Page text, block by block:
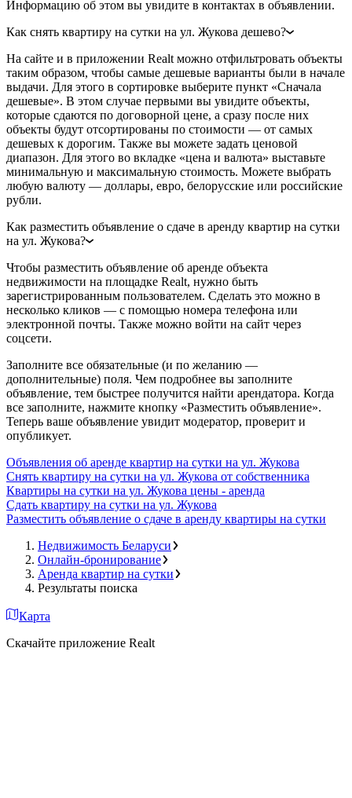
Информацию об этом вы увидите в контактах в объявлении.
Как снять квартиру на сутки на ул. Жукова дешево?
На сайте и в приложении Realt можно отфильтровать объекты
таким образом, чтобы самые дешевые варианты были в начале
выдачи. Для этого в сортировке выберите пункт «Сначала
дешевые». В этом случае первыми вы увидите объекты,
которые сдаются по договорной цене, а сразу после них
объекты будут отсортированы по стоимости — от самых
дешевых к дорогим. Также вы можете задать ценовой
диапазон. Для этого во вкладке «цена и валюта» выставьте
минимальную и максимальную стоимость. Можете выбрать
любую валюту — доллары, евро, белорусские или российские
рубли.
Как разместить объявление о сдаче в аренду квартир на сутки
на ул. Жукова?
Чтобы разместить объявление об аренде объекта
недвижимости на площадке Realt, нужно быть
зарегистрированным пользователем. Сделать это можно в
несколько кликов — с помощью номера телефона или
электронной почты. Также можно войти на сайт через
соцсети.
Заполните все обязательные (и по желанию —
дополнительные) поля. Чем подробнее вы заполните
объявление, тем быстрее получится найти арендатора. Когда
все заполните, нажмите кнопку «Разместить объявление».
Теперь ваше объявление увидит модератор, проверит и
опубликует.
Объявления об аренде квартир на сутки на ул. Жукова
Снять квартиру на сутки на ул. Жукова от собственника
Квартиры на сутки на ул. Жукова цены - аренда
Сдать квартиру на сутки на ул. Жукова
Разместить объявление о сдаче в аренду квартиры на сутки
Недвижимость Беларуси
Онлайн-бронирование
Аренда квартир на сутки
Результаты поиска
Карта
Скачайте приложение Realt